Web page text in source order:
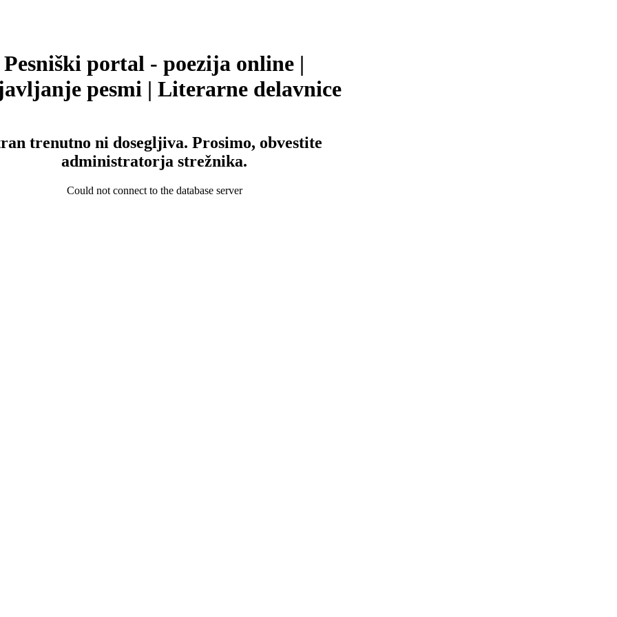
Pesniški portal - poezija online |
pesmi | Literarne delavnice
trenutno ni dosegljiva. Prosimo, obvestite
administratorja strežnika.
Could not connect to the database server